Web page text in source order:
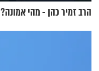
הרב זמיר כהן - מהי אמונה?